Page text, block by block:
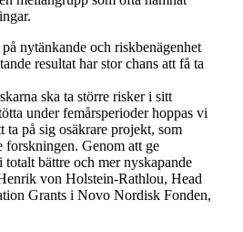
nytänkande och riskbenägenhet
resultat har stor chans att få ta
ska ta större risker i sitt
under femårsperioder hoppas vi
ta på sig osäkrare projekt, som
forskningen. Genom att ge
bättre och mer nyskapande
von Holstein-Rathlou, Head
Grants i Novo Nordisk Fonden,